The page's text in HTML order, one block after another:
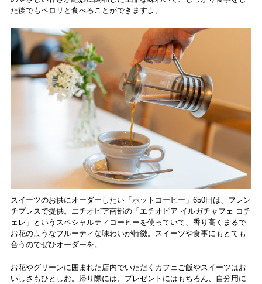
た後でもペロリと食べることができますよ。
スイーツのお供にオーダーしたい「ホットコーヒー」650円は、フレン
チプレスで提供。エチオピア南部の「エチオピア イルガチャフェ コチ
ェレ」というスペシャルティコーヒーを使っていて、香り高くまるで
お花のようなフルーティな味わいが特徴。スイーツや食事にもとても
合うのでぜひオーダーを。
お花やグリーンに囲まれた店内でいただくカフェご飯やスイーツはお
いしさもひとしお。帰り際には、プレゼントにはもちろん、自分用に